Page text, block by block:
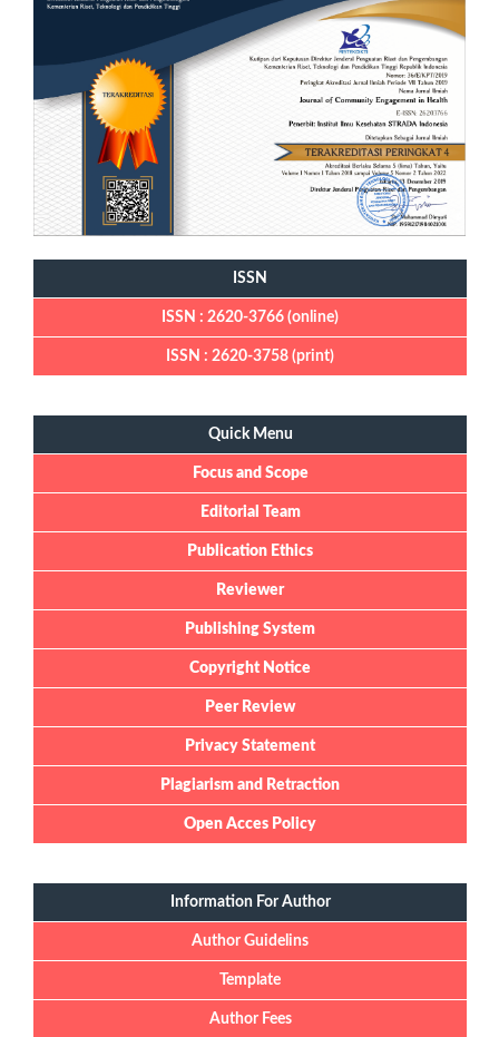
ISSN
ISSN : 2620-3766 (online)
ISSN : 2620-3758 (print)
Quick Menu
Focus and Scope
Editorial Team
Publication Ethics
Reviewer
Publishing System
Copyright Notice
Peer Review
Privacy Statement
Plagiarism and Retraction
Open Acces Policy
Information For Author
Author Guidelins
Template
Author Fees